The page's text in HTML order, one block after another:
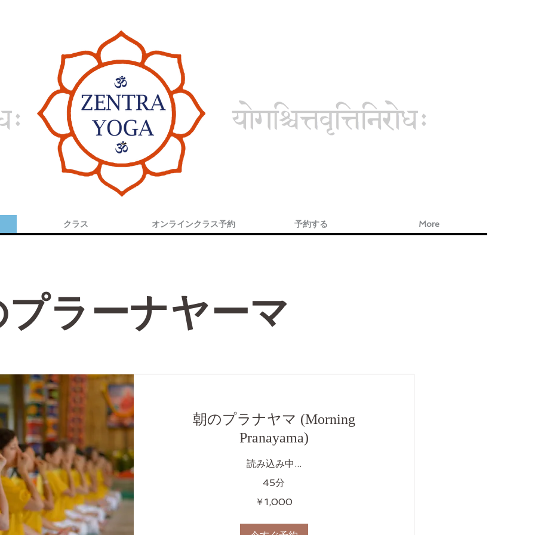
クラス オンラインクラス予約 予約する More
ラーナヤーマ
朝のプラナヤマ (Morning
Pranayama)
読み込み中...
45分
￥1,000